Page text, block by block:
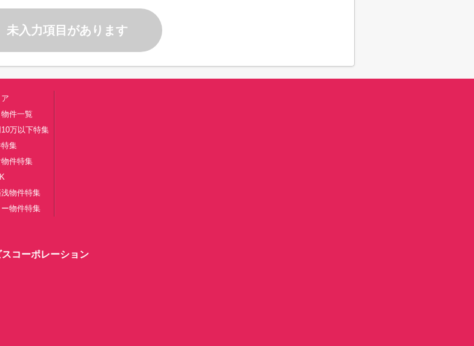
未入力項目があります
件一覧
万以下特集
集
件特集
物件特集
物件特集
コーポレーション